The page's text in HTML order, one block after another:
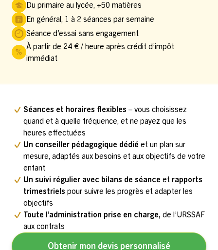
Du primaire au lycée, +50 matières
En général, 1 à 2 séances par semaine
Séance d’essai sans engagement
À partir de 24 € / heure après crédit d’impôt
immédiat
Séances et horaires flexibles – vous choisissez
quand et à quelle fréquence, et ne payez que les
heures effectuées
Un conseiller pédagogique dédié et un plan sur
mesure, adaptés aux besoins et aux objectifs de votre
enfant
Un suivi régulier avec bilans de séance et rapports
trimestriels pour suivre les progrès et adapter les
objectifs
Toute l’administration prise en charge, de l’URSSAF
aux contrats
Obtenir mon devis personnalisé